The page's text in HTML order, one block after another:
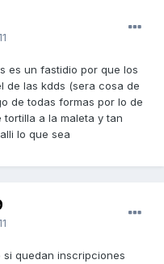
es un fastidio por que los
de las kdds (sera cosa de
de todas formas por lo de
a la maleta y tan
lo que sea
si quedan inscripciones